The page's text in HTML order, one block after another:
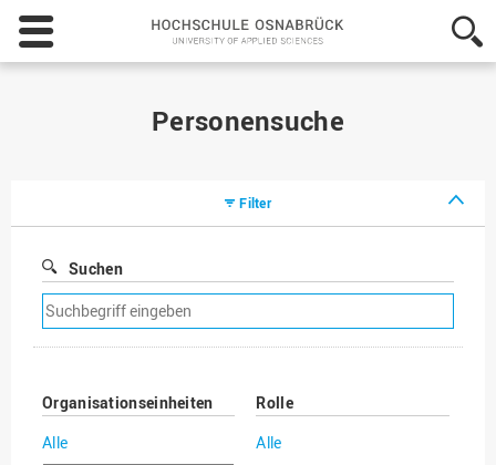
Hochschule
Osnabrück
-
Personensuche
Filter
Suchen
Suchfilter
entfernen
Organisationseinheiten
Alle
Rolle
Alle